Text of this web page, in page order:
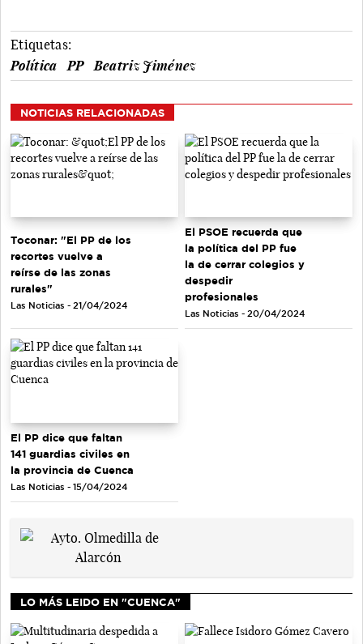
Etiquetas:
Política
PP Beatriz Jiménez
NOTICIAS RELACIONADAS
Toconar: "El PP de los
recortes vuelve a
reírse de las zonas
rurales"
Las Noticias - 21/04/2024
El PSOE recuerda que
la política del PP fue
la de cerrar colegios y
despedir
profesionales
Las Noticias - 20/04/2024
El PP dice que faltan
141 guardias civiles en
la provincia de Cuenca
Las Noticias - 15/04/2024
LO MÁS LEIDO EN "CUENCA"